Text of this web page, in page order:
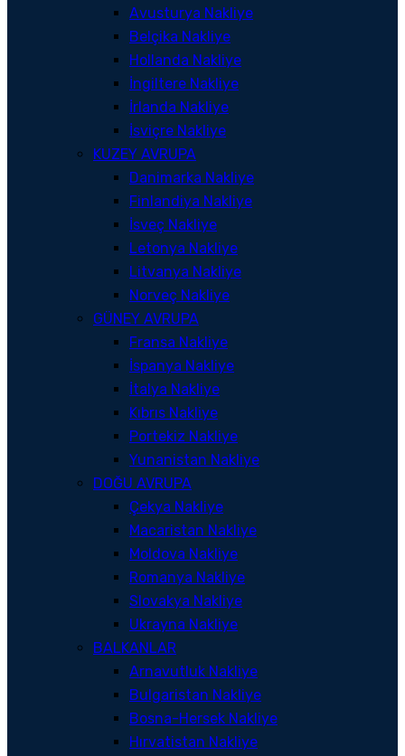
Avusturya Nakliye
Belçika Nakliye
Hollanda Nakliye
İngiltere Nakliye
İrlanda Nakliye
İsviçre Nakliye
KUZEY AVRUPA
Danimarka Nakliye
Finlandiya Nakliye
İsveç Nakliye
Letonya Nakliye
Litvanya Nakliye
Norveç Nakliye
GÜNEY AVRUPA
Fransa Nakliye
İspanya Nakliye
İtalya Nakliye
Kıbrıs Nakliye
Portekiz Nakliye
Yunanistan Nakliye
DOĞU AVRUPA
Çekya Nakliye
Macaristan Nakliye
Moldova Nakliye
Romanya Nakliye
Slovakya Nakliye
Ukrayna Nakliye
BALKANLAR
Arnavutluk Nakliye
Bulgaristan Nakliye
Bosna-Hersek Nakliye
Hırvatistan Nakliye